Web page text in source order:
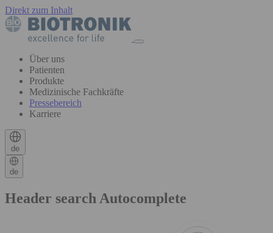
Direkt zum Inhalt
Über uns
Patienten
Produkte
Medizinische Fachkräfte
Pressebereich
Karriere
de
de
Header search Autocomplete